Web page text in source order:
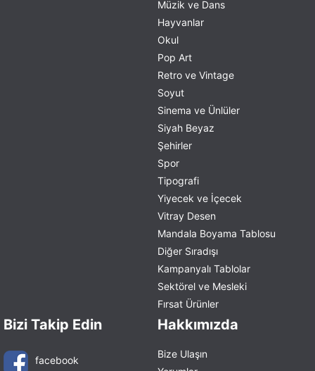
Müzik ve Dans
Hayvanlar
Okul
Pop Art
Retro ve Vintage
Soyut
Sinema ve Ünlüler
Siyah Beyaz
Şehirler
Spor
Tipografi
Yiyecek ve İçecek
Vitray Desen
Mandala Boyama Tablosu
Diğer Sıradışı
Kampanyalı Tablolar
Sektörel ve Mesleki
Fırsat Ürünler
Bizi Takip Edin
facebook
Hakkımızda
Bize Ulaşın